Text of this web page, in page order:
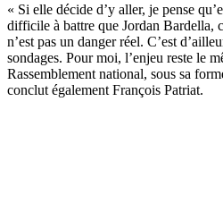
« Si elle décide d’y aller, je pense
difficile à battre que Jordan Bardella,
n’est pas un danger réel. C’est
sondages. Pour moi, l’enjeu reste le
Rassemblement national, sous sa
conclut également François Patriat.